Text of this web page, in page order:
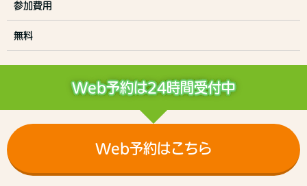
参加費用
無料
Web予約は24時間受付中
Web予約はこちら